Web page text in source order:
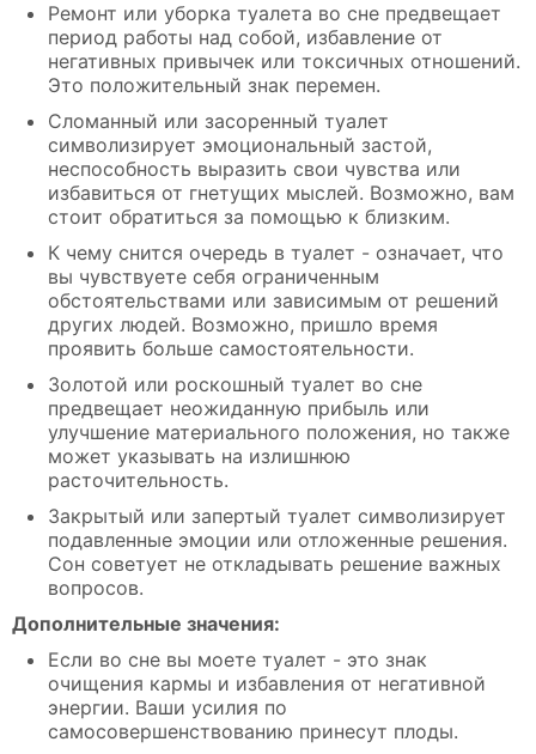
Ремонт или уборка туалета во сне предвещает
период работы над собой, избавление от
негативных привычек или токсичных отношений.
Это положительный знак перемен.
Сломанный или засоренный туалет
символизирует эмоциональный застой,
неспособность выразить свои чувства или
избавиться от гнетущих мыслей. Возможно, вам
стоит обратиться за помощью к близким.
К чему снится очередь в туалет - означает, что
вы чувствуете себя ограниченным
обстоятельствами или зависимым от решений
других людей. Возможно, пришло время
проявить больше самостоятельности.
Золотой или роскошный туалет во сне
предвещает неожиданную прибыль или
улучшение материального положения, но также
может указывать на излишнюю
расточительность.
Закрытый или запертый туалет символизирует
подавленные эмоции или отложенные решения.
Сон советует не откладывать решение важных
вопросов.
Дополнительные значения:
Если во сне вы моете туалет - это знак
очищения кармы и избавления от негативной
энергии. Ваши усилия по
самосовершенствованию принесут плоды.